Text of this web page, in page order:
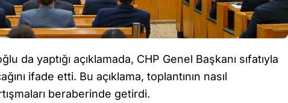
da yaptığı açıklamada, CHP Genel Başkanı sıfatıyla
ifade etti. Bu açıklama, toplantının nasıl
beraberinde getirdi.